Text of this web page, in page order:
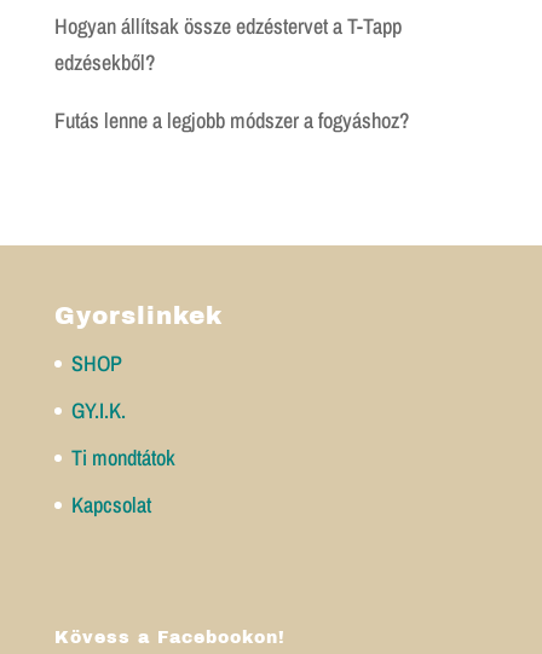
Hogyan állítsak össze edzéstervet a T-Tapp
edzésekből?
Futás lenne a legjobb módszer a fogyáshoz?
Gyorslinkek
SHOP
GY.I.K.
Ti mondtátok
Kapcsolat
Kövess a Facebookon!